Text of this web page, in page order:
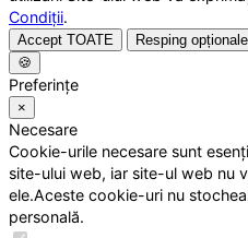
Condiții.
Accept TOATE Resping opționale
🍪
Preferințe
×
Necesare
Cookie-urile necesare sunt
site-ului web, iar site-ul web nu
ele.Aceste cookie-uri nu
personală.